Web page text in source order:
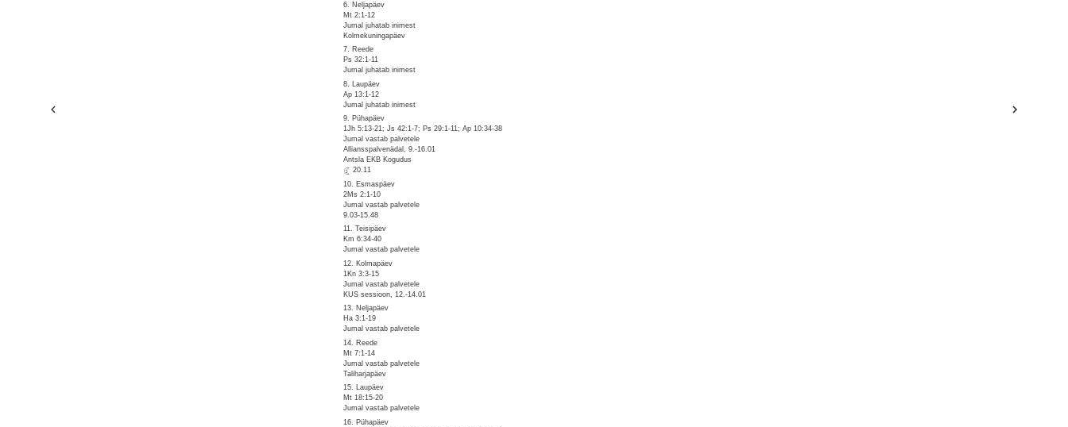
6. Neljapäev
Mt 2:1-12
Jumal juhatab inimest
Kolmekuningapäev
7. Reede
Ps 32:1-11
Jumal juhatab inimest
8. Laupäev
Ap 13:1-12
Jumal juhatab inimest
9. Pühapäev
1Jh 5:13-21; Js 42:1-7; Ps 29:1-11; Ap 10:34-38
Jumal vastab palvetele
Alliansspalvenädal, 9.-16.01
Antsla EKB Kogudus
20.11
10. Esmaspäev
2Ms 2:1-10
Jumal vastab palvetele
9.03-15.48
11. Teisipäev
Km 6:34-40
Jumal vastab palvetele
12. Kolmapäev
1Kn 3:3-15
Jumal vastab palvetele
KUS sessioon, 12.-14.01
13. Neljapäev
Ha 3:1-19
Jumal vastab palvetele
14. Reede
Mt 7:1-14
Jumal vastab palvetele
Taliharjapäev
15. Laupäev
Mt 18:15-20
Jumal vastab palvetele
16. Pühapäev